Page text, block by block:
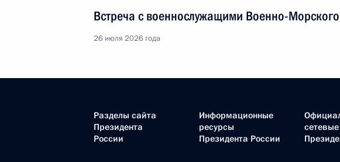
Встреча с военнослужащими Военно-
26 июля 2026 года
Разделы сайта
Президента
России
Информационные
ресурсы
Президента России